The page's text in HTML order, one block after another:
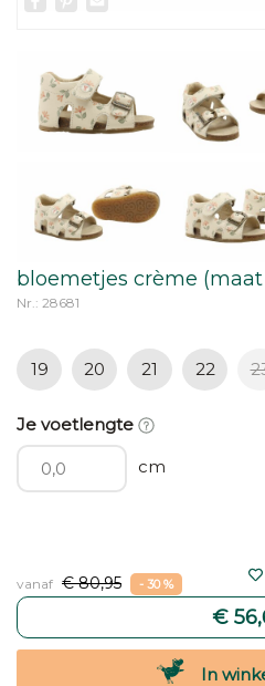
bloemetjes crème (maat
Nr.: 28681
19 20 21 22
Je voetlengte
cm
vanaf € 80,95 - 30 %
€
In